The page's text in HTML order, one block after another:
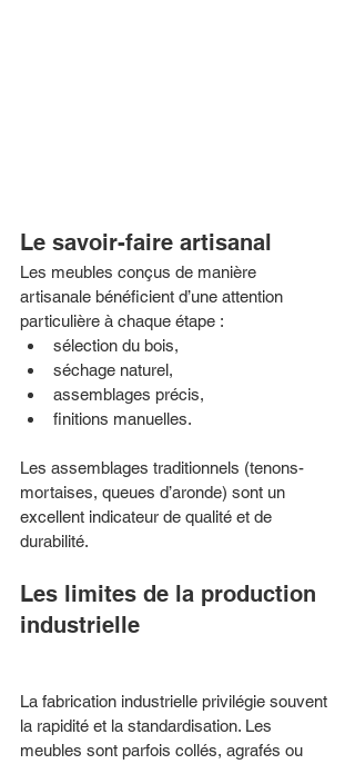
Le savoir-faire artisanal
Les meubles conçus de manière
artisanale bénéficient d’une attention
particulière à chaque étape :
sélection du bois,
séchage naturel,
assemblages précis,
finitions manuelles.
Les assemblages traditionnels (tenons-
mortaises, queues d’aronde) sont un
excellent indicateur de qualité et de
durabilité.
Les limites de la production
industrielle
La fabrication industrielle privilégie souvent
la rapidité et la standardisation. Les
meubles sont parfois collés, agrafés ou